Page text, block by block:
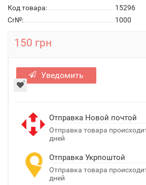
Код товара:
15296
Cr№:
1000
150 грн
Уведомить
Отправка Новой почтой
Отправка товара
дней
Отправка Укрпоштой
Отправка товара
дней